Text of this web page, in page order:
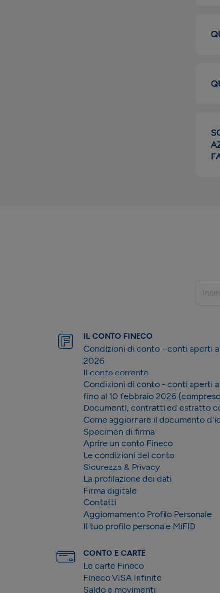
IL CONTO FINECO
Condizioni di conto - conti aperti
2026
Il conto corrente
Condizioni di conto - conti aperti a
fino al 10 febbraio 2026
Documenti, contratti ed estratto
Come aggiornare il documento
Specimen di firma
Aprire un conto Fineco
Le condizioni del conto
Sicurezza & Privacy
La profilazione dei dati
Firma digitale
Contatti
Aggiornamento Profilo Personale
Il tuo profilo personale MiFID
CONTO E CARTE
Le carte Fineco
Fineco VISA Infinite
Saldo e movimenti